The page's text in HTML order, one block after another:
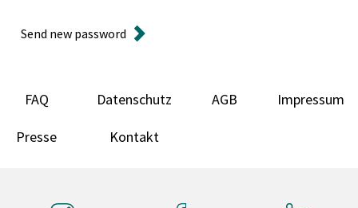
Send new password
FAQ Datenschutz AGB Impressum
Presse Kontakt